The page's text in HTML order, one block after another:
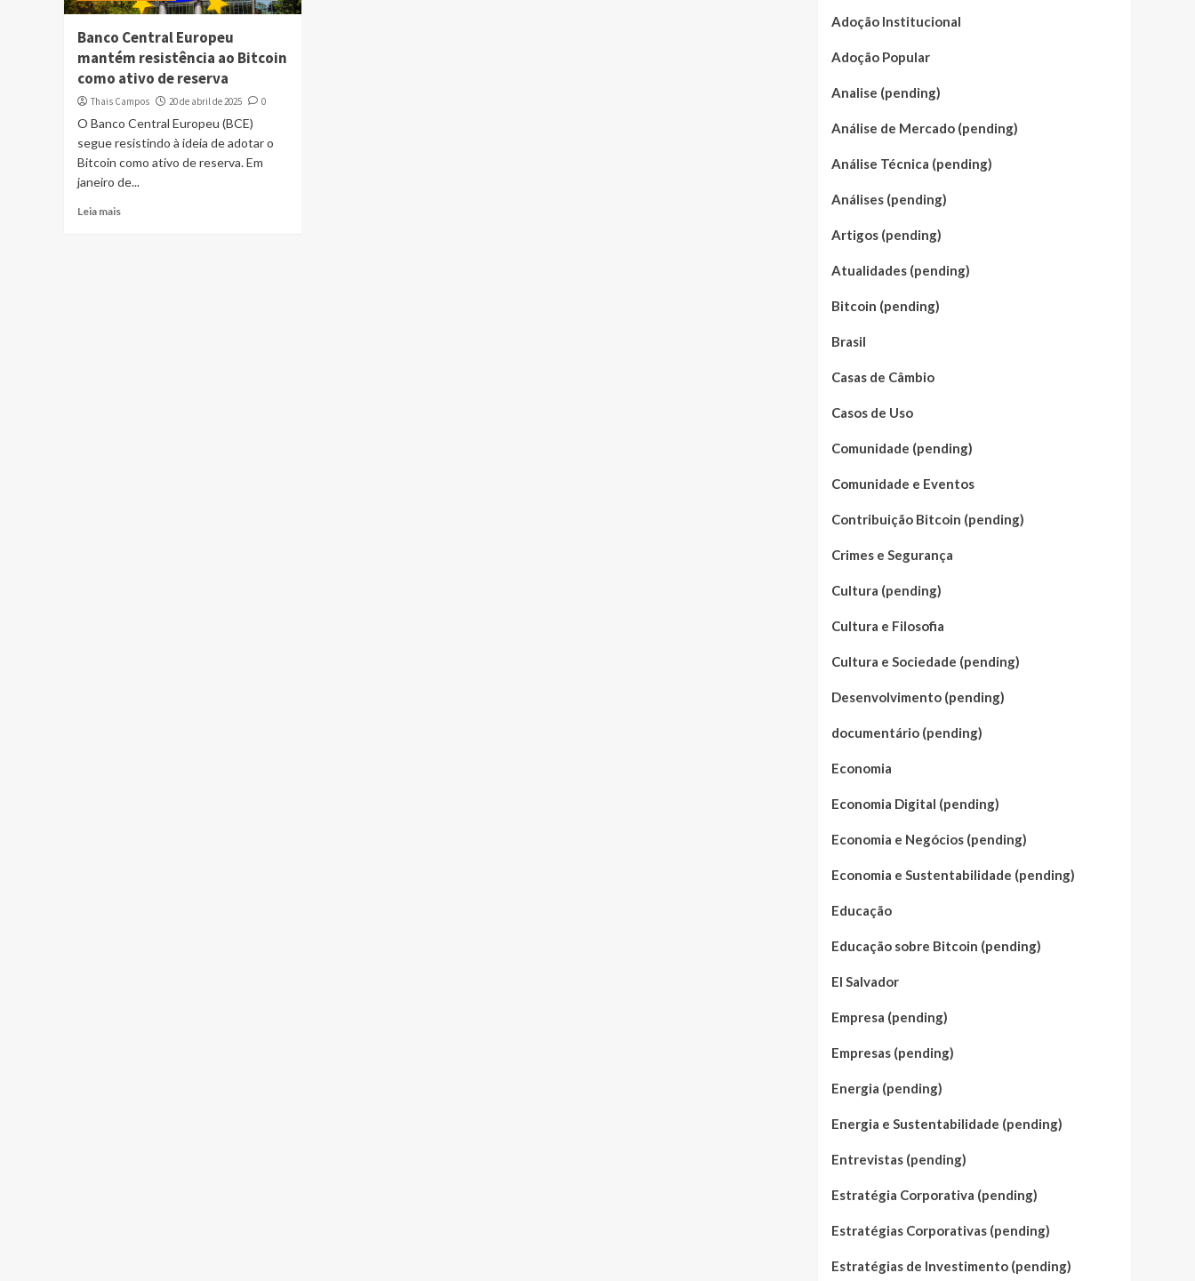
Banco Central Europeu
mantém resistência ao Bitcoin
como ativo de reserva
Thais Campos 20 de abril de 2025 0
O Banco Central Europeu (BCE)
segue resistindo à ideia de adotar o
Bitcoin como ativo de reserva. Em
janeiro de...
Leia mais
Adoção Institucional
Adoção Popular
Analise (pending)
Análise de Mercado (pending)
Análise Técnica (pending)
Análises (pending)
Artigos (pending)
Atualidades (pending)
Bitcoin (pending)
Brasil
Casas de Câmbio
Casos de Uso
Comunidade (pending)
Comunidade e Eventos
Contribuição Bitcoin (pending)
Crimes e Segurança
Cultura (pending)
Cultura e Filosofia
Cultura e Sociedade (pending)
Desenvolvimento (pending)
documentário (pending)
Economia
Economia Digital (pending)
Economia e Negócios (pending)
Economia e Sustentabilidade (pending)
Educação
Educação sobre Bitcoin (pending)
El Salvador
Empresa (pending)
Empresas (pending)
Energia (pending)
Energia e Sustentabilidade (pending)
Entrevistas (pending)
Estratégia Corporativa (pending)
Estratégias Corporativas (pending)
Estratégias de Investimento (pending)